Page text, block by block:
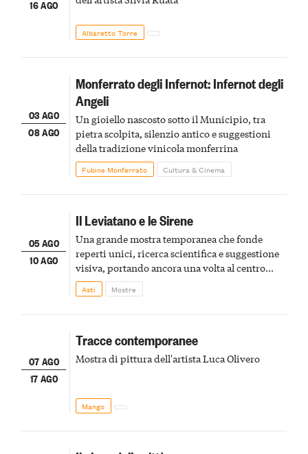
16 AGO
Albaretto Torre
03 AGO
08 AGO
Monferrato degli Infernot: Infernot degli
Angeli
Un gioiello nascosto sotto il Municipio, tra
pietra scolpita, silenzio antico e suggestioni
della tradizione vinicola monferrina
Fubine Monferrato Cultura & Cinema
05 AGO
10 AGO
Il Leviatano e le Sirene
Una grande mostra temporanea che fonde
reperti unici, ricerca scientifica e suggestione
visiva, portando ancora una volta al centro
della scena le meraviglie del passato astigiano
Asti Mostre
07 AGO
17 AGO
Tracce contemporanee
Mostra di pittura dell'artista Luca Olivero
Mango